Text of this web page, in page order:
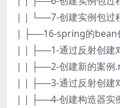
| | └──7-创建实例包过
| ├──16-spring的bean
| | ├──1-通过反射创建
| | ├──2-创建新的案例
| | ├──3-通过反射创建
| | ├──4-创建构造器实